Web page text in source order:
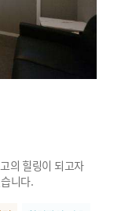
의 힐링이 되고자
니다.